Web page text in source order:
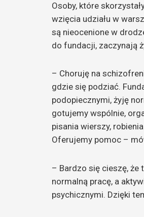
Osoby, które
wzięcia udziału w
są nieocenione w
do fundacji, zaczynają
– Choruję na
gdzie się podziać.
podopiecznymi, żyję
gotujemy wspólnie,
pisania wierszy,
Oferujemy pomoc –
– Bardzo się cieszę, że
normalną pracę, a
psychicznymi. Dzięki